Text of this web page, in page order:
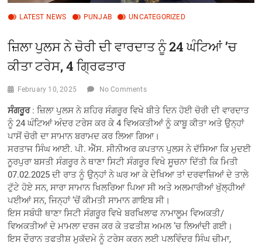
LATEST NEWS PUNJAB UNCATEGORIZED
ਜ਼ਿਲਾ ਪੁਲਸ ਨੇ ਚੋਰੀ ਦੀ ਵਾਰਦਾਤ ਨੂੰ 24 ਘੰਟਿਆਂ ’ਚ
ਕੀਤਾ ਟਰੇਸ, 4 ਗ੍ਰਿਫਤਾਰ
February 10, 2025 No Comments
ਸੰਗਰੂਰ: ਜ਼ਿਲਾ ਪੁਲਸ ਨੇ ਸ਼ਹਿਰ ਸੰਗਰੂਰ ਵਿਖੇ ਬੀਤੇ ਦਿਨ ਹੋਈ ਚੋਰੀ ਦੀ ਵਾਰਦਾਤ
ਨੂੰ 24 ਘੰਟਿਆਂ ਅੰਦਰ ਟਰੇਸ ਕਰ ਕੇ 4 ਵਿਅਕਤੀਆਂ ਨੂੰ ਕਾਬੂ ਕੀਤਾ ਅਤੇ ਉਨ੍ਹਾਂ
ਪਾਸੋਂ ਚੋਰੀ ਦਾ ਸਾਮਾਨ ਬਰਾਮਦ ਕਰ ਲਿਆ ਗਿਆ।
ਸਰਤਾਜ ਸਿੰਘ ਆਈ. ਪੀ. ਐੱਸ. ਸੀਨੀਅਰ ਕਪਤਾਨ ਪੁਲਸ ਨੇ ਦੱਸਿਆ ਕਿ ਮੁਦਈ
ਨੂਰਪੁਰਾ ਬਸਤੀ ਸੰਗਰੂਰ ਨੇ ਥਾਣਾ ਸਿਟੀ ਸੰਗਰੂਰ ਵਿਖੇ ਸੂਚਨਾ ਦਿੱਤੀ ਕਿ ਮਿਤੀ
07.02.2025 ਦੀ ਰਾਤ ਨੂੰ ਉਨ੍ਹਾਂ ਨੇ ਘਰ ਆ ਕੇ ਦੇਖਿਆ ਤਾਂ ਦਰਵਾਜ਼ਿਆਂ ਦੇ ਤਾਲੇ
ਟੁੱਟੇ ਹੋਏ ਸਨ, ਸਾਰਾ ਸਾਮਾਨ ਖਿਲਰਿਆ ਪਿਆ ਸੀ ਅਤੇ ਅਲਮਾਰੀਆਂ ਖੁੱਲ੍ਹੀਆਂ
ਪਈਆਂ ਸਨ, ਜਿਨ੍ਹਾਂ ’ਚੋਂ ਕੀਮਤੀ ਸਾਮਾਨ ਗਾਇਬ ਸੀ।
ਇਸ ਸਬੰਧੀ ਥਾਣਾ ਸਿਟੀ ਸੰਗਰੂਰ ਵਿਖੇ ਬਰਖਿਲਾਫ ਨਾਮਾਲੂਮ ਵਿਅਕਤੀ/
ਵਿਅਕਤੀਆਂ ਦੇ ਮਾਮਲਾ ਦਰਜ ਕਰ ਕੇ ਤਫਤੀਸ਼ ਅਮਲ ’ਚ ਲਿਆਂਦੀ ਗਈ।
ਇਸ ਦੌਰਾਨ ਤਫਤੀਸ਼ ਮੁਕੱਦਮੇ ਨੂੰ ਟਰੇਸ ਕਰਨ ਲਈ ਪਲਵਿੰਦਰ ਸਿੰਘ ਚੀਮਾ,